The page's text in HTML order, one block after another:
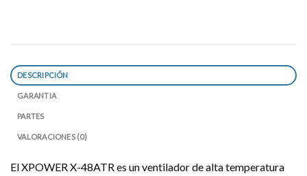
DESCRIPCIÓN
GARANTIA
PARTES
VALORACIONES (0)
El XPOWER X-48ATR es un ventilador de alta temperatura